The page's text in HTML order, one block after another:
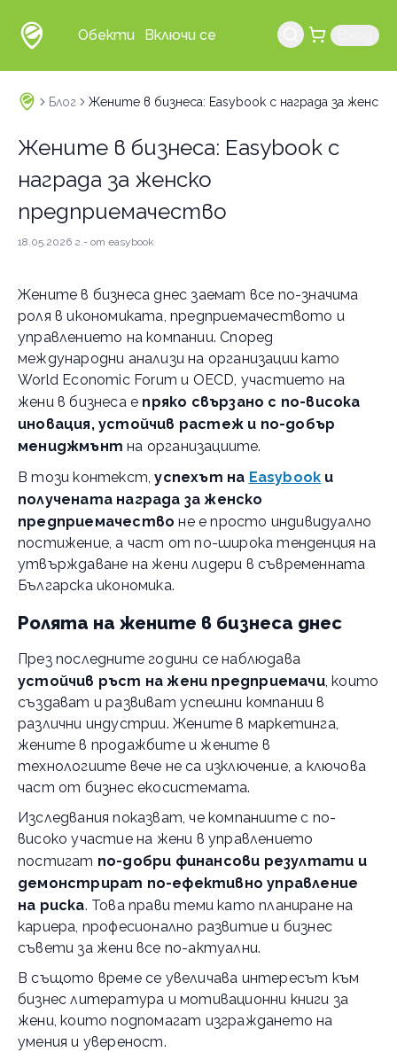
Обекти Включи се
Блог Жените в бизнеса: Easybook с награда за
Жените в бизнеса: Easybook с
награда за женско
предприемачество
18.05.2026 г.- от easybook
Жените в бизнеса днес заемат все по-значима
роля в икономиката, предприемачеството и
управлението на компании. Според
международни анализи на организации като
World Economic Forum и OECD, участието на
жени в бизнеса е пряко свързано с по-висока
иновация, устойчив растеж и по-добър
мениджмънт на организациите.
В този контекст,успехът на Easybook и
получената награда за женско
предприемачество не е просто индивидуално
постижение, а част от по-широка тенденция на
утвърждаване на жени лидери в съвременната
Българска икономика.
Ролята на жените в бизнеса днес
През последните години се наблюдава
устойчив ръст на жени предприемачи, които
създават и развиват успешни компании в
различни индустрии. Жените в маркетинга,
жените в продажбите и жените в
технологиите вече не са изключение, а ключова
част от бизнес екосистемата.
Изследвания показват, че компаниите с по-
високо участие на жени в управлението
постигат по-добри финансови резултати и
демонстрират по-ефективно управление
на риска. Това прави теми като планиране на
кариера, професионално развитие и бизнес
съвети за жени все по-актуални.
В същото време се увеличава интересът към
бизнес литература и мотивационни книги за
жени, които подпомагат изграждането на
умения и увереност.